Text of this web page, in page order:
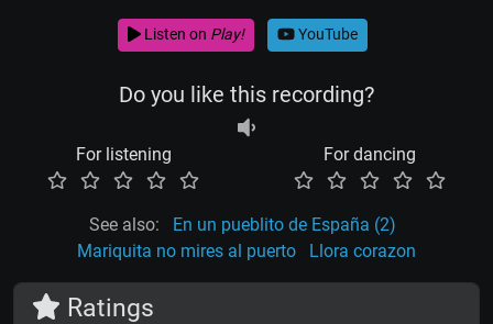
Listen on Play! YouTube
Do you like this recording?
For listening For dancing
See also:
En un pueblito de España (2)
Mariquita no mires al puerto
Llora corazon
Ratings